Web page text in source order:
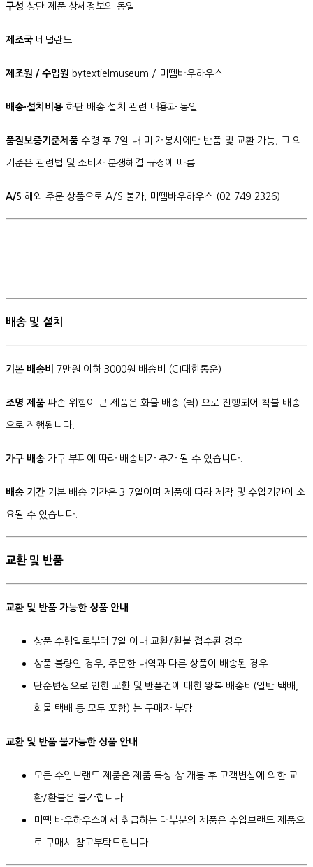
구성 상단 제품 상세정보와 동일
제조국 네덜란드
제조원 / 수입원 bytextielmuseum / 미뗌바우하우스
배송·설치비용 하단 배송 설치 관련 내용과 동일
품질보증기준제품 수령 후 7일 내 미 개봉시에만 반품 및 교환 가능, 그 외
기준은 관련법 및 소비자 분쟁해결 규정에 따름
A/S 해외 주문 상품으로 A/S 불가, 미뗌바우하우스 (02-749-2326)
배송 및 설치
기본 배송비 7만원 이하 3000원 배송비 (CJ대한통운)
조명 제품 파손 위험이 큰 제품은 화물 배송 (퀵) 으로 진행되어 착불 배송
으로 진행됩니다.
가구 배송 가구 부피에 따라 배송비가 추가 될 수 있습니다.
배송 기간 기본 배송 기간은 3-7일이며 제품에 따라 제작 및 수입기간이 소
요될 수 있습니다.
교환 및 반품
교환 및 반품 가능한 상품 안내
상품 수령일로부터 7일 이내 교환/환불 접수된 경우
상품 불량인 경우, 주문한 내역과 다른 상품이 배송된 경우
단순변심으로 인한 교환 및 반품건에 대한 왕복 배송비(일반 택배,
화물 택배 등 모두 포함) 는 구매자 부담
교환 및 반품 불가능한 상품 안내
모든 수입브랜드 제품은 제품 특성 상 개봉 후 고객변심에 의한 교
환/환불은 불가합니다.
미뗌 바우하우스에서 취급하는 대부분의 제품은 수입브랜드 제품으
로 구매시 참고부탁드립니다.